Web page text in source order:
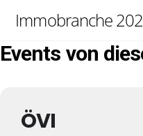
content
Immobranche
Events von
ÖVI